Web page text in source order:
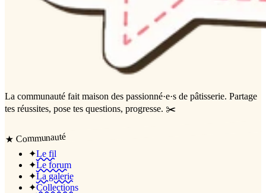
La communauté fait maison des passionné·e·s de pâtisserie. Partage
tes réussites, pose tes questions, progresse. ✂️
★ Communauté
✦Le fil
✦Le forum
✦La galerie
✦Collections